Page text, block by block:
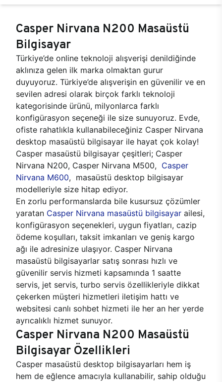
Casper Nirvana N200 Masaüstü
Bilgisayar
Türkiye’de online teknoloji alışverişi denildiğinde
aklınıza gelen ilk marka olmaktan gurur
duyuyoruz. Türkiye’de alışverişin en güvenilir ve en
sevilen adresi olarak birçok farklı teknoloji
kategorisinde ürünü, milyonlarca farklı
konfigürasyon seçeneği ile size sunuyoruz. Evde,
ofiste rahatlıkla kullanabileceğiniz Casper Nirvana
desktop masaüstü bilgisayar ile hayat çok kolay!
Casper masaüstü bilgisayar çeşitleri; Casper
Nirvana N200, Casper Nirvana M500, Casper
Nirvana M600, masaüstü desktop bilgisayar
modelleriyle size hitap ediyor.
En zorlu performanslarda bile kusursuz çözümler
yaratan Casper Nirvana masaüstü bilgisayar ailesi,
konfigürasyon seçenekleri, uygun fiyatları, cazip
ödeme koşulları, taksit imkanları ve geniş kargo
ağı ile adresinize ulaşıyor. Casper Nirvana
masaüstü bilgisayarlar satış sonrası hızlı ve
güvenilir servis hizmeti kapsamında 1 saatte
servis, jet servis, turbo servis özellikleriyle dikkat
çekerken müşteri hizmetleri iletişim hattı ve
websitesi canlı sohbet hizmeti ile her an her yerde
ayrıcalıklı hizmet sunuyor.
Casper Nirvana N200 Masaüstü
Bilgisayar Özellikleri
Casper masaüstü desktop bilgisayarları hem iş
hem de eğlence amacıyla kullanabilir, sahip olduğu